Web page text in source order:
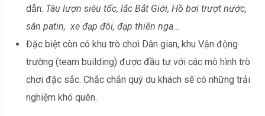
dẫn: Tàu lượn siêu tốc, lắc Bắt Giới, Hồ bơi trượt nước,
sân patin, xe đạp đôi, đạp thiên nga…
Đặc biệt còn có khu trò chơi Dân gian, khu Vận động
trường (team building) được đầu tư với các mô hình trò
chơi đặc sắc. Chắc chắn quý du khách sẽ có những trải
nghiệm khó quên.